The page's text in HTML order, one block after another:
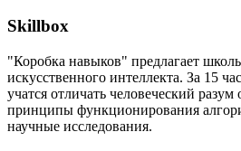
Skillbox
"Коробка навыков" предлагает
искусственного интеллекта. За 15
учатся отличать человеческий
принципы функционирования
научные исследования.